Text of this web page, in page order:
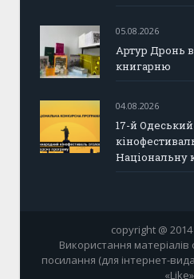
05.08.2026
Артур Дронь
книгарню
04.08.2026
17-й
Національну
copyright @
Використання
посилання (для інтернет-
«Like»